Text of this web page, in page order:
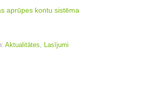
aprūpes kontu sistēma
Aktualitātes, Lasījumi